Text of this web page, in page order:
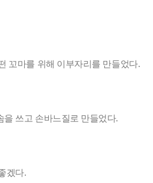
꼬마를 위해 이부자리를 만들었다.
을 쓰고 손바느질로 만들었다.
겠다.